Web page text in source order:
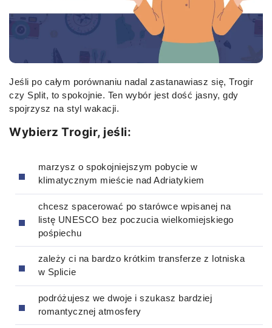
Jeśli po całym porównaniu nadal zastanawiasz się, Trogir
czy Split, to spokojnie. Ten wybór jest dość jasny, gdy
spojrzysz na styl wakacji.
Wybierz Trogir, jeśli:
marzysz o spokojniejszym pobycie w
klimatycznym mieście nad Adriatykiem
chcesz spacerować po starówce wpisanej na
listę UNESCO bez poczucia wielkomiejskiego
pośpiechu
zależy ci na bardzo krótkim transferze z lotniska
w Splicie
podróżujesz we dwoje i szukasz bardziej
romantycznej atmosfery